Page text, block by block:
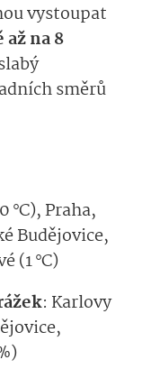
vystoupat
až na8
směrů
°C),Praha,
Budějovice,
(1 °C)
: Karlovy